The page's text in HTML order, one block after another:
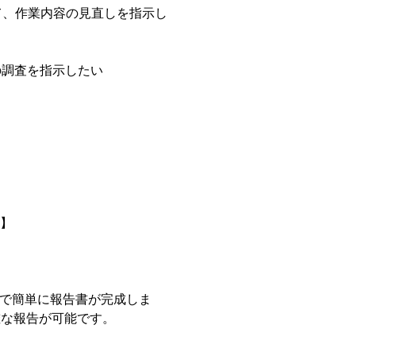
作業内容の見直しを指示し
査を指示したい
簡単に報告書が完成しま
報告が可能です。